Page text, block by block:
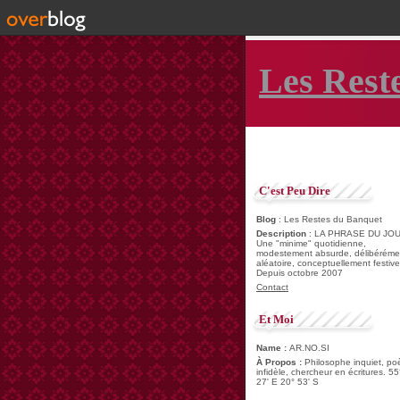
Les
C'est Peu Dire
Blog : Les Restes du Banquet
Description : LA PHRASE DU
Une "minime" quotidienne,
modestement absurde,
aléatoire, conceptuellement festive.
Depuis octobre 2007
Contact
Et Moi
Name : AR.NO.SI
À Propos : Philosophe inquiet,
infidèle, chercheur en écritures.
27' E 20° 53' S